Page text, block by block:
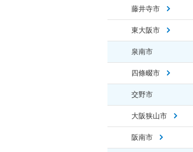
藤井寺市
東大阪市
泉南市
四條畷市
交野市
大阪狭山市
阪南市